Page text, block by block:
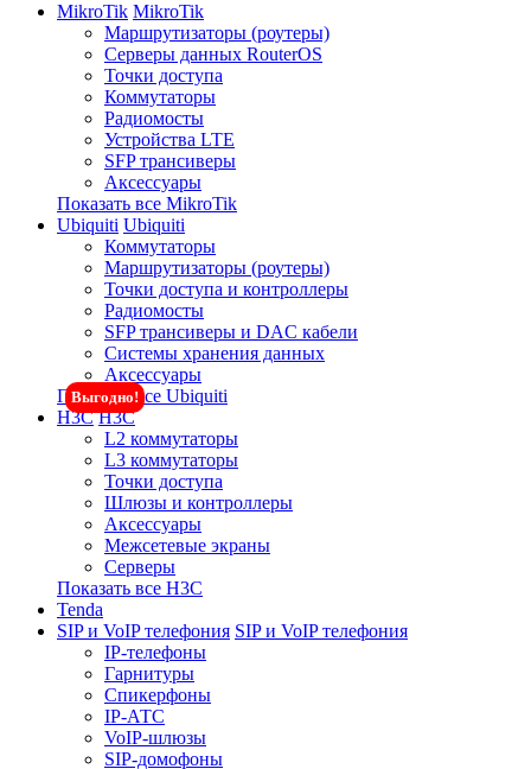
MikroTik MikroTik
Маршрутизаторы (роутеры)
Серверы данных RouterOS
Точки доступа
Коммутаторы
Радиомосты
Устройства LTE
SFP трансиверы
Аксессуары
Показать все MikroTik
Ubiquiti Ubiquiti
Коммутаторы
Маршрутизаторы (роутеры)
Точки доступа и контроллеры
Радиомосты
SFP трансиверы и DAC кабели
Системы хранения данных
Аксессуары
Показать все Ubiquiti
H3C
Выгодно!
H3C
L2 коммутаторы
L3 коммутаторы
Точки доступа
Шлюзы и контроллеры
Аксессуары
Межсетевые экраны
Серверы
Показать все H3C
Tenda
SIP и VoIP телефония SIP и VoIP телефония
IP-телефоны
Гарнитуры
Спикерфоны
IP-АТС
VoIP-шлюзы
SIP-домофоны